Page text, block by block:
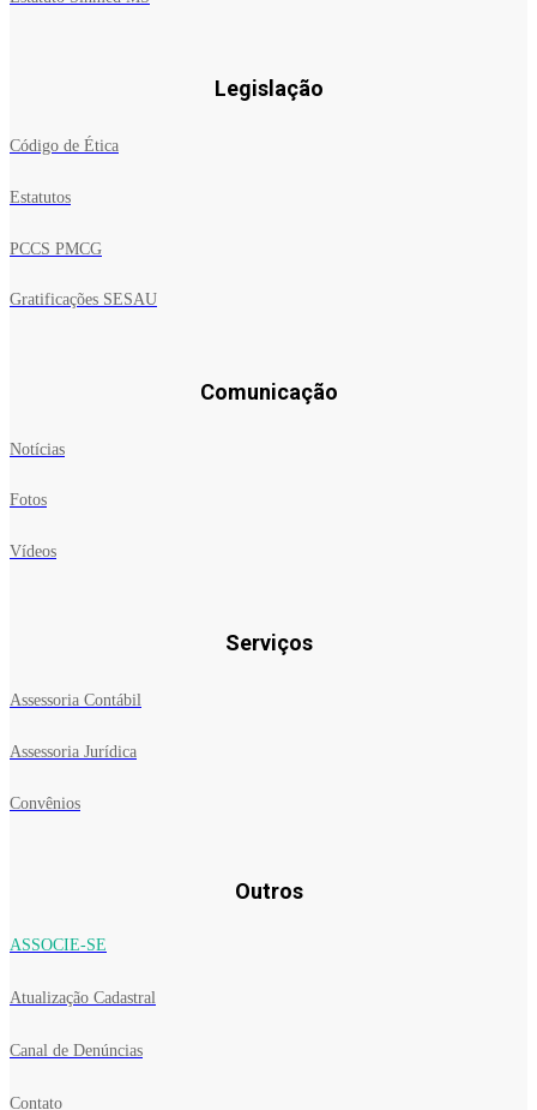
Legislação
Código de Ética
Estatutos
PCCS PMCG
Gratificações SESAU
Comunicação
Notícias
Fotos
Vídeos
Serviços
Assessoria Contábil
Assessoria Jurídica
Convênios
Outros
ASSOCIE-SE
Atualização Cadastral
Canal de Denúncias
Contato